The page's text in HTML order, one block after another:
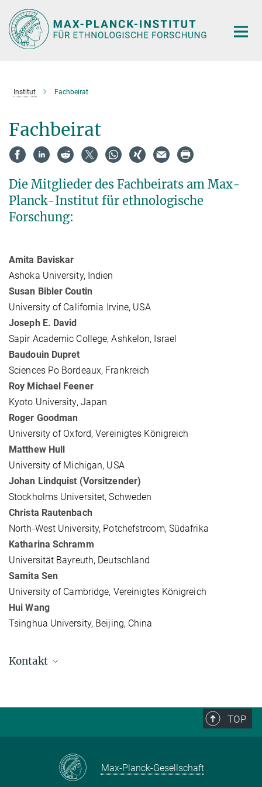
Hauptinhalt
Institut Fachbeirat
Fachbeirat
Die Mitglieder des Fachbeirats am Max-
Planck-Institut für ethnologische
Forschung:
Amita Baviskar
Ashoka University, Indien
Susan Bibler Coutin
University of California Irvine, USA
Joseph E. David
Sapir Academic College, Ashkelon, Israel
Baudouin Dupret
Sciences Po Bordeaux, Frankreich
Roy Michael Feener
Kyoto University, Japan
Roger Goodman
University of Oxford, Vereinigtes Königreich
Matthew Hull
University of Michigan, USA
Johan Lindquist (Vorsitzender)
Stockholms Universitet, Schweden
Christa Rautenbach
North-West University, Potchefstroom, Südafrika
Katharina Schramm
Universität Bayreuth, Deutschland
Samita Sen
University of Cambridge, Vereinigtes Königreich
Hui Wang
Tsinghua University, Beijing, China
Kontakt
TOP
Max-Planck-Gesellschaft